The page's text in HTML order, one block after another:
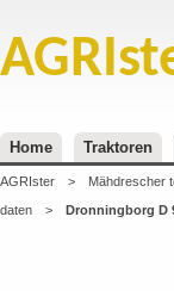
Home Traktoren
AGRIster > Mähdrescher
daten
> Dronningborg D